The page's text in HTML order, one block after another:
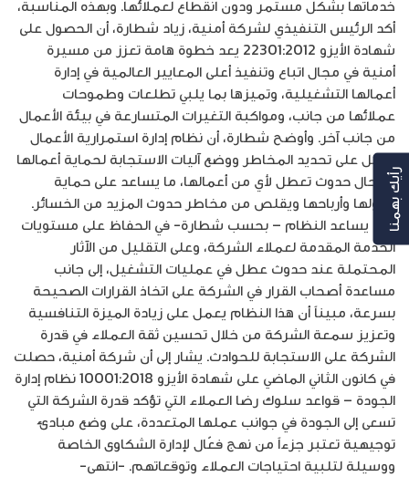
خدماتها بشكل مستمر ودون انقطاع لعملائها. وبهذه المناسبة،
أكد الرئيس التنفيذي لشركة أمنية، زياد شطارة، أن الحصول على
شهادة الأيزو 22301:2012 يعد خطوة هامة تعزز من مسيرة
أمنية في مجال اتباع وتنفيذ أعلى المعايير العالمية في إدارة
أعمالها التشغيلية، وتميزها بما يلبي تطلعات وطموحات
عملائها من جانب، ومواكبة التغيرات المتسارعة في بيئة الأعمال
من جانب آخر. وأوضح شطارة، أن نظام إدارة استمرارية الأعمال
يعمل على تحديد المخاطر ووضع آليات الاستجابة لحماية أعمالها
في حال حدوث تعطل لأي من أعمالها، ما يساعد على حماية
أصولها وأرباحها ويقلص من مخاطر حدوث المزيد من الخسائر.
كما يساعد النظام – بحسب شطارة- في الحفاظ على مستويات
الخدمة المقدمة لعملاء الشركة، وعلى التقليل من الآثار
المحتملة عند حدوث عطل في عمليات التشغيل، إلى جانب
مساعدة أصحاب القرار في الشركة على اتخاذ القرارات الصحيحة
بسرعة، مبيناً أن هذا النظام يعمل على زيادة الميزة التنافسية
وتعزيز سمعة الشركة من خلال تحسين ثقة العملاء في قدرة
الشركة على الاستجابة للحوادث. يشار إلى أن شركة أمنية، حصلت
في كانون الثاني الماضي على شهادة الأيزو 10001:2018 نظام إدارة
الجودة – قواعد سلوك رضا العملاء التي تؤكد قدرة الشركة التي
تسعى إلى الجودة في جوانب عملها المتعددة، على وضع مبادئ
توجيهية تعتبر جزءاً من نهج فعّال لإدارة الشكاوى الخاصة
ووسيلة لتلبية احتياجات العملاء وتوقعاتهم. -انتهى-
رأيك بهمنا